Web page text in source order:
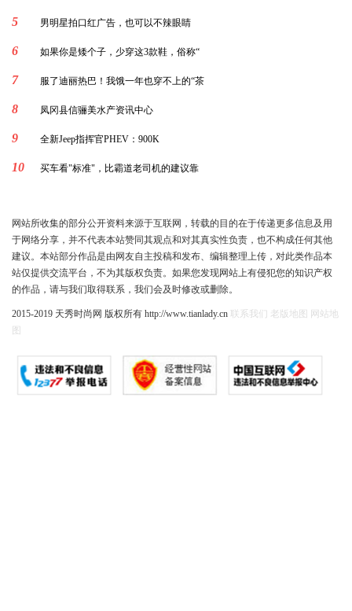
5 男明星拍口红广告，也可以不辣眼睛
6 如果你是矮个子，少穿这3款鞋，俗称“
7 服了迪丽热巴！我饿一年也穿不上的“茶
8 凤冈县信骊美水产资讯中心
9 全新Jeep指挥官PHEV：900K
10 买车看"标准"，比霸道老司机的建议靠
网站所收集的部分公开资料来源于互联网，转载的目的在于传递更多信息及用
于网络分享，并不代表本站赞同其观点和对其真实性负责，也不构成任何其他
建议。本站部分作品是由网友自主投稿和发布、编辑整理上传，对此类作品本
站仅提供交流平台，不为其版权负责。如果您发现网站上有侵犯您的知识产权
的作品，请与我们取得联系，我们会及时修改或删除。
2015-2019 天秀时尚网 版权所有 http://www.tianlady.cn 联系我们 老版地图
网站地
图